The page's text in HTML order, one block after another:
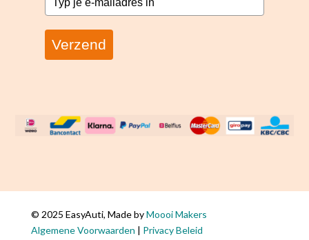
Verzend
© 2025 EasyAuti, Made byMoooi Makers
Algemene Voorwaarden | Privacy Beleid